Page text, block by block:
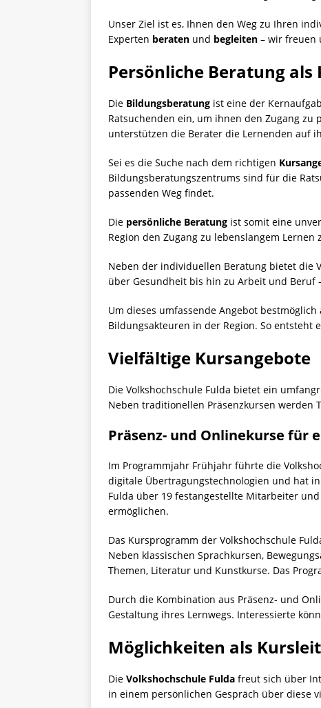
Unser Ziel ist es, Ihnen den Weg zu Ihren
Experten beraten und begleiten – wir freuen
Persönliche Beratung als
Die Bildungsberatung ist eine der
Ratsuchenden ein, um ihnen den Zugang
unterstützen die Berater die Lernenden auf
Sei es die Suche nach dem richtigen
Bildungsberatungszentrums sind für die
passenden Weg findet.
Die persönliche Beratung ist somit eine
Region den Zugang zu lebenslangem Lernen
Neben der individuellen Beratung bietet die
über Gesundheit bis hin zu Arbeit und
Um dieses umfassende Angebot
Bildungsakteuren in der Region. So
Vielfältige Kursangebote
Die Volkshochschule Fulda bietet ein
Neben traditionellen Präsenzkursen werden
Präsenz- und Onlinekurse für
Im Programmjahr Frühjahr führte die
digitale Übertragungstechnologien und hat
Fulda über 19 festangestellte Mitarbeiter
ermöglichen.
Das Kursprogramm der Volkshochschule
Neben klassischen Sprachkursen,
Themen, Literatur und Kunstkurse. Das
Durch die Kombination aus Präsenz- und
Gestaltung ihres Lernwegs. Interessierte
Möglichkeiten als
Die Volkshochschule Fulda freut sich über
in einem persönlichen Gespräch über diese